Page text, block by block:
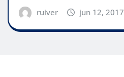
ruiver jun 12, 2017